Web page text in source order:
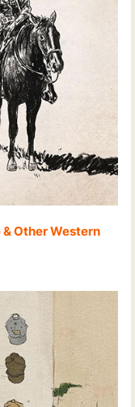
Other Western